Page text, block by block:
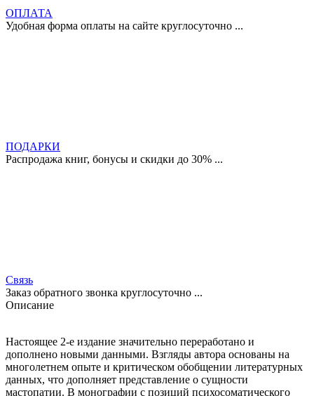
ОПЛАТА
Удобная форма оплаты на сайте круглосуточно ...
ПОДАРКИ
Распродажа книг, бонусы и скидки до 30% ...
Связь
Заказ обратного звонка круглосуточно ...
Описание
Настоящее 2-е издание значительно переработано и
дополнено новыми данными. Взгляды автора основаны на
многолетнем опыте и критическом обобщении литературных
данных, что дополняет представление о сущности
мастопатии. В монографии с позиций психосоматического